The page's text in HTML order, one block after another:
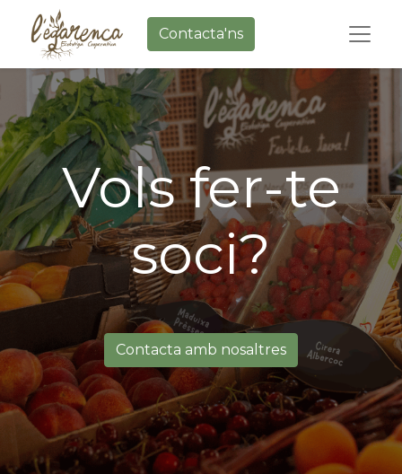
Contacta'ns
Vols fer-te
soci?
Contacta amb nosaltres